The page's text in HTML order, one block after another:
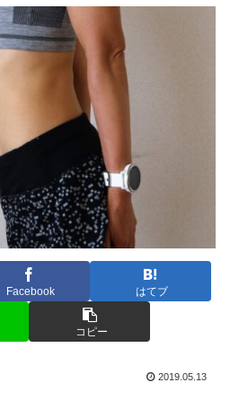
Facebook はてブ
コピー
2019.05.13